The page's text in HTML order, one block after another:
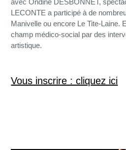
avec Ondine DESBONNET,
LECONTE a participé à de
Manivelle ou encore Le Tite-Laine.
champ médico-social par des
artistique.
Vous inscrire : cliquez ici